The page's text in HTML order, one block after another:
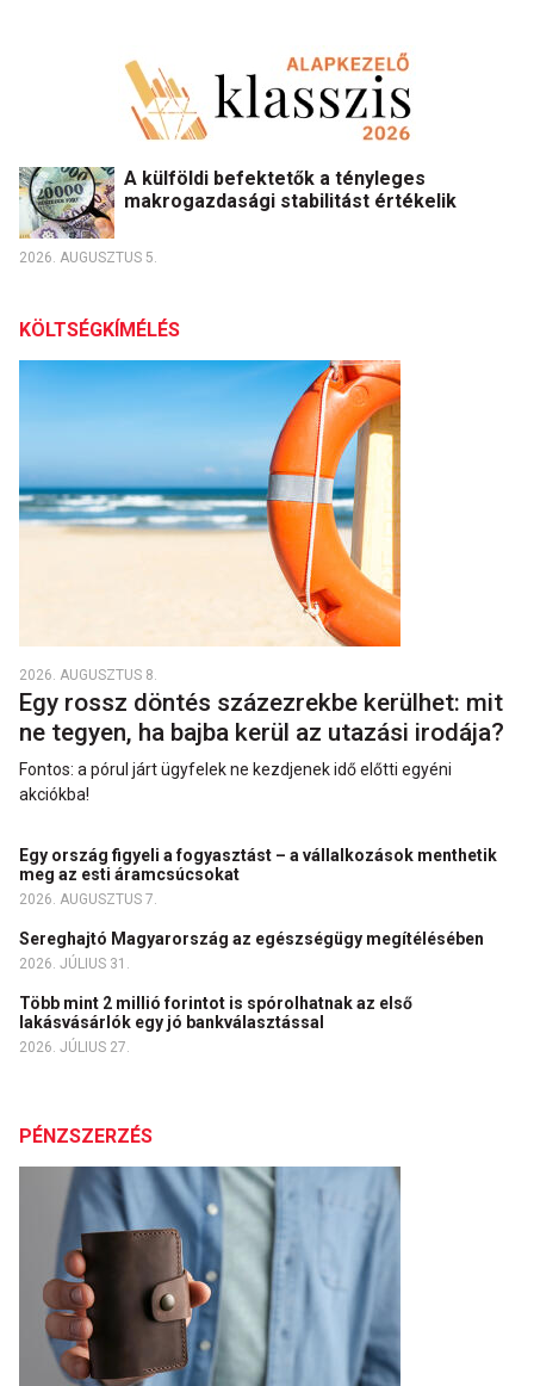
A külföldi befektetők a tényleges
makrogazdasági stabilitást értékelik
2026. AUGUSZTUS 5.
KÖLTSÉGKÍMÉLÉS
2026. AUGUSZTUS 8.
Egy rossz döntés százezrekbe kerülhet: mit
ne tegyen, ha bajba kerül az utazási irodája?
Fontos: a pórul járt ügyfelek ne kezdjenek idő előtti egyéni
akciókba!
Egy ország figyeli a fogyasztást – a vállalkozások menthetik
meg az esti áramcsúcsokat
2026. AUGUSZTUS 7.
Sereghajtó Magyarország az egészségügy megítélésében
2026. JÚLIUS 31.
Több mint 2 millió forintot is spórolhatnak az első
lakásvásárlók egy jó bankválasztással
2026. JÚLIUS 27.
PÉNZSZERZÉS